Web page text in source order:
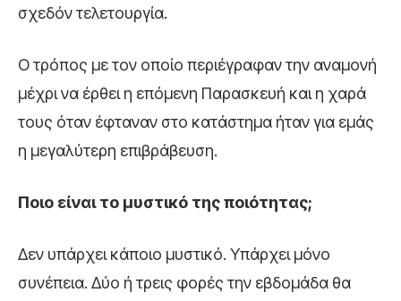
σχεδόν τελετουργία.
Ο τρόπος με τον οποίο περιέγραφαν την αναμονή
μέχρι να έρθει η επόμενη Παρασκευή και η χαρά
τους όταν έφταναν στο κατάστημα ήταν για εμάς
η μεγαλύτερη επιβράβευση.
Ποιο είναι το μυστικό της ποιότητας;
Δεν υπάρχει κάποιο μυστικό. Υπάρχει μόνο
συνέπεια. Δύο ή τρεις φορές την εβδομάδα θα